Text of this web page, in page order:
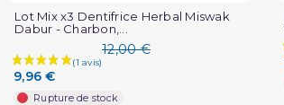
Lot Mix x3 Dentifrice Herbal Miswak
Dabur - Charbon,...
12,00 €
9,96 €
Rupture de stock